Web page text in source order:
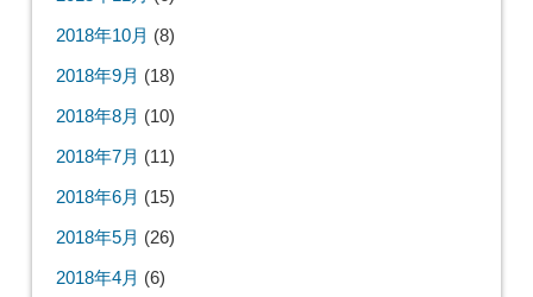
2018年10月 (8)
2018年9月 (18)
2018年8月 (10)
2018年7月 (11)
2018年6月 (15)
2018年5月 (26)
2018年4月 (6)